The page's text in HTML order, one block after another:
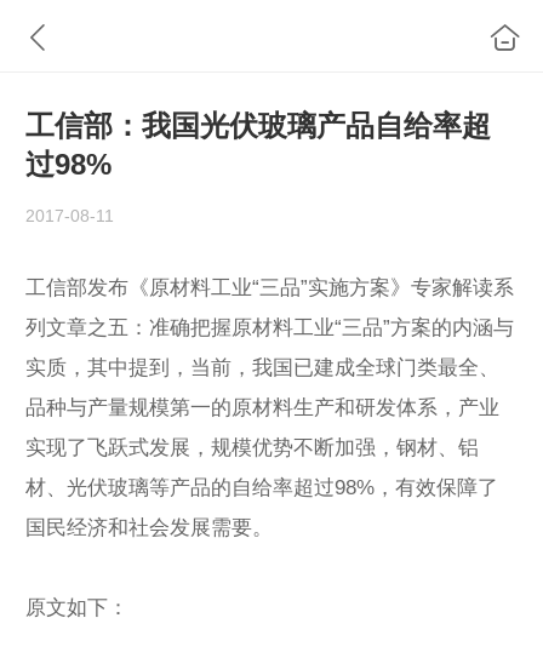
工信部：我国光伏玻璃产品自给率超
过98%
2017-08-11
工信部发布《原材料工业“三品”实施方案》专家解读系
列文章之五：准确把握原材料工业“三品”方案的内涵与
实质，其中提到，当前，我国已建成全球门类最全、
品种与产量规模第一的原材料生产和研发体系，产业
实现了飞跃式发展，规模优势不断加强，钢材、铝
材、光伏玻璃等产品的自给率超过98%，有效保障了
国民经济和社会发展需要。
原文如下：